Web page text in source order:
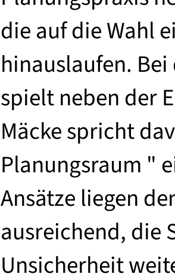
die auf die Wahl
hinauslaufen.
spielt neben der
Mäcke spricht
Planungsraum "
Ansätze liegen
ausreichend, die
Unsicherheit